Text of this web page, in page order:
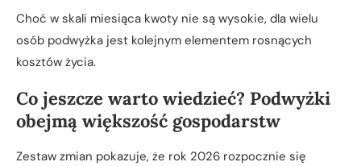
Choć w skali miesiąca kwoty nie są wysokie, dla wielu
osób podwyżka jest kolejnym elementem rosnących
kosztów życia.
Co jeszcze warto wiedzieć? Podwyżki
obejmą większość gospodarstw
Zestaw zmian pokazuje, że rok 2026 rozpocznie się